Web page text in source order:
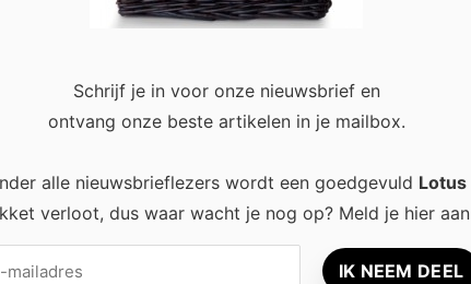
hoog is. Hierdoor worden steeds meer creatieve
bijvoorbeeld woongemeenschappen en woningprojecten.
met andere deelnemers van de wooncommune.
Schrijf je in voor onze nieuwsbrief en
ontvang onze beste artikelen in je mailbox.
alle nieuwsbrieflezers wordt een goedgevuld Lotus
verloot, dus waar wacht je nog op? Meld je hier